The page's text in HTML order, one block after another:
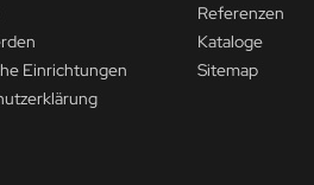
Einrichtungen
Referenzen
Kataloge
Sitemap